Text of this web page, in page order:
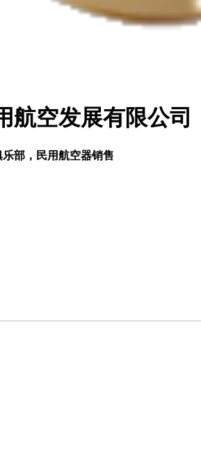
航空发展有限公司
部，民用航空器销售